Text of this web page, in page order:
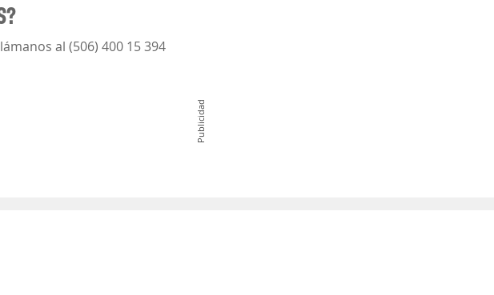
al (506) 400 15 394
Publicidad